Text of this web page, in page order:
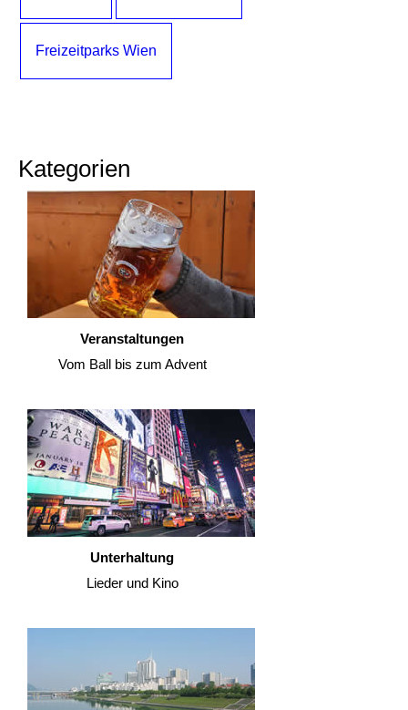
Freizeitparks Wien
Kategorien
Veranstaltungen
Vom Ball bis zum Advent
Unterhaltung
Lieder und Kino